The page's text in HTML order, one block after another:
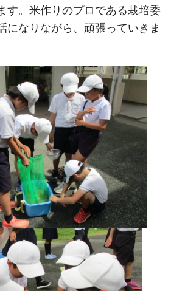
す。米作りのプロである栽培委
になりながら、頑張っていきま